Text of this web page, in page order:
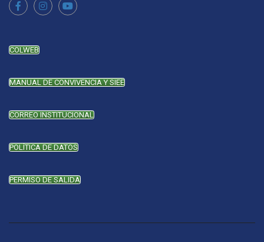
COLWEB
MANUAL DE CONVIVENCIA Y SIEE
CORREO INSTITUCIONAL
POLÍTICA DE DATOS
PERMISO DE SALIDA